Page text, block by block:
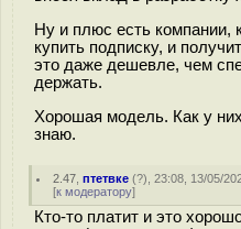
Ну и плюс есть компании,
купить подписку, и
это даже дешевле, чем
держать.
Хорошая модель. Как у
знаю.
2.47 ,птетвке (?), 23:08, 13/05/
[к модератору]
Кто-то платит и это